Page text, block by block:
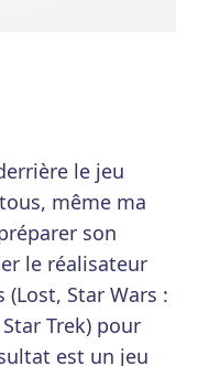
le jeu
même ma
son
le réalisateur
(Lost, Star Wars :
Trek) pour
est un jeu